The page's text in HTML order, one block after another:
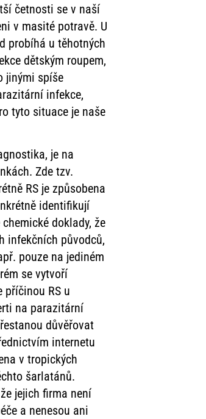
četnosti se v naší
v masité potravě. U
probíhá u těhotných
dětským roupem,
jinými spíše
infekce,
tyto situace je naše
je na
Zde tzv.
RS je způsobena
identifikují
doklady, že
infekčních původců,
pouze na jediném
se vytvoří
RS u
na parazitární
důvěřovat
internetu
v tropických
šarlatánů.
jejich firma není
a nenesou ani